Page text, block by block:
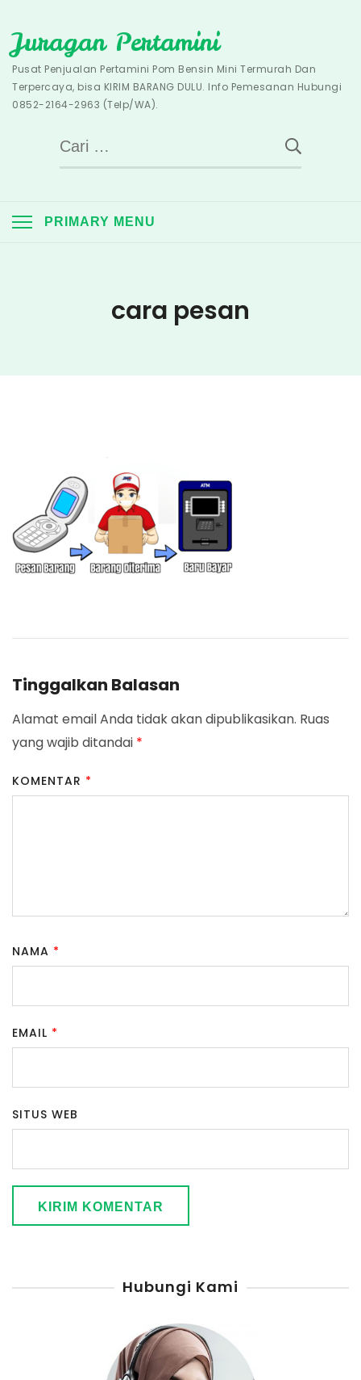
to
content
Juragan Pertamini
Pusat Penjualan Pertamini Pom Bensin Mini Termurah Dan
Terpercaya, bisa KIRIM BARANG DULU. Info Pemesanan Hubungi
0852-2164-2963 (Telp/WA).
Cari
untuk:
PRIMARY MENU
cara pesan
Tinggalkan Balasan
Alamat email Anda tidak akan dipublikasikan. Ruas
yang wajib ditandai *
KOMENTAR *
NAMA *
EMAIL *
SITUS WEB
Hubungi Kami